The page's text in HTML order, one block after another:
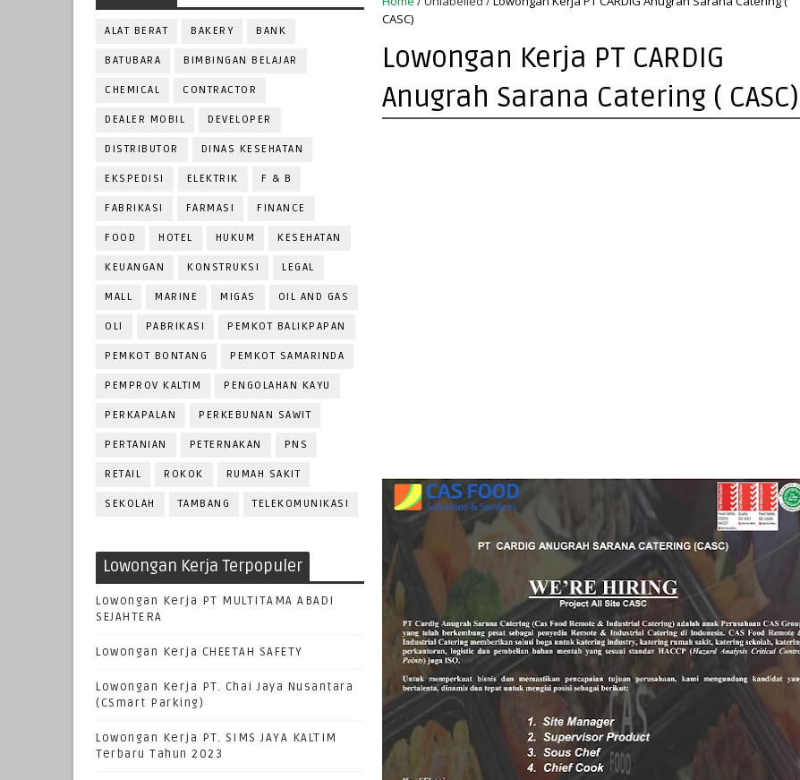
ALAT BERAT BAKERY BANK
BATUBARA BIMBINGAN BELAJAR
CHEMICAL CONTRACTOR
DEALER MOBIL DEVELOPER
DISTRIBUTOR DINAS KESEHATAN
EKSPEDISI ELEKTRIK F & B
FABRIKASI FARMASI FINANCE
FOOD HOTEL HUKUM KESEHATAN
KEUANGAN KONSTRUKSI LEGAL
MALL MARINE MIGAS OIL AND GAS
OLI PABRIKASI PEMKOT BALIKPAPAN
PEMKOT BONTANG PEMKOT SAMARINDA
PEMPROV KALTIM PENGOLAHAN KAYU
PERKAPALAN PERKEBUNAN SAWIT
PERTANIAN PETERNAKAN PNS
RETAIL ROKOK RUMAH SAKIT
SEKOLAH TAMBANG TELEKOMUNIKASI
Lowongan Kerja Terpopuler
Lowongan Kerja PT MULTITAMA ABADI
SEJAHTERA
Lowongan Kerja CHEETAH SAFETY
Lowongan Kerja PT. Chai Jaya Nusantara
(CSmart Parking)
Lowongan Kerja PT. SIMS JAYA KALTIM
Terbaru Tahun 2023
CASC)
Lowongan Kerja PT CARDIG
Anugrah Sarana Catering ( CASC)